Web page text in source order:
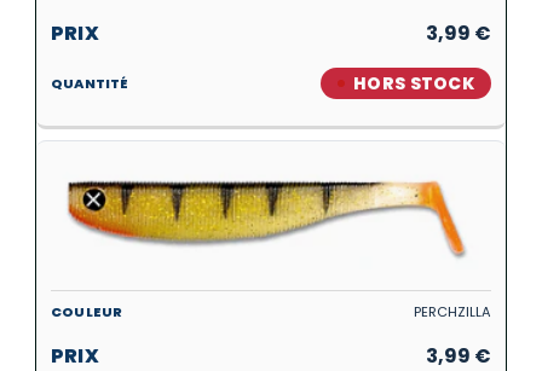
3,99 €
HORS STOCK
PERCHZILLA
3,99 €